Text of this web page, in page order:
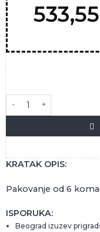
533,55
KRATOŠIJA TIKVEŠ
KRATAK OPIS:
Pakovanje od 6
ISPORUKA:
Beograd izuzev